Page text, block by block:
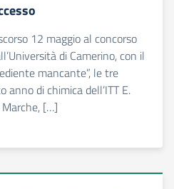
12 maggio al concorso
di Camerino, con il
mancante”, le tre
di chimica dell’ITT E.
Marche, […]